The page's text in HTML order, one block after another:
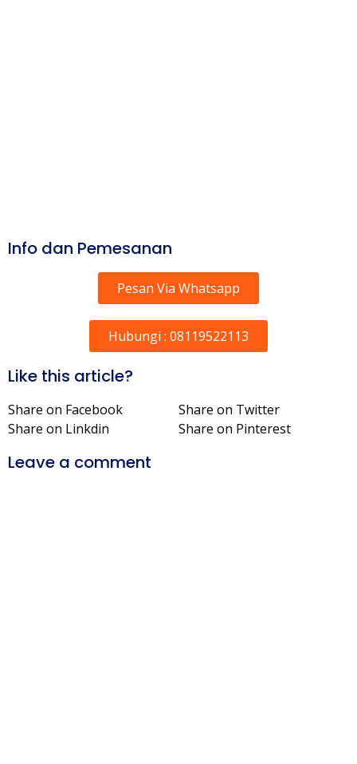
Info dan Pemesanan
Pesan Via Whatsapp
Hubungi : 08119522113
Like this article?
Share on Facebook
Share on Twitter
Share on Linkdin
Share on Pinterest
Leave a comment